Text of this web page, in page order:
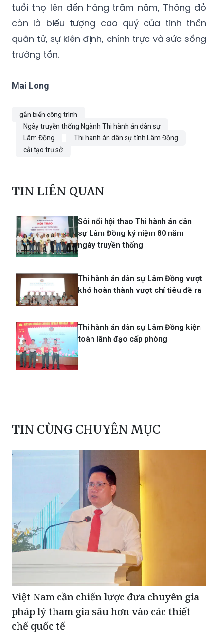
tuổi thọ lên đến hàng trăm năm, Thông đỏ
còn là biểu tượng cao quý của tinh thần
quân tử, sự kiên định, chính trực và sức sống
trường tồn.
Mai Long
gắn biển công trình
Ngày truyền thống Ngành Thi hành án dân sự
Lâm Đồng
Thi hành án dân sự tỉnh Lâm Đồng
cải tạo trụ sở
TIN LIÊN QUAN
Sôi nổi hội thao Thi hành án dân
sự Lâm Đồng kỷ niệm 80 năm
ngày truyền thống
Thi hành án dân sự Lâm Đồng vượt
khó hoàn thành vượt chỉ tiêu đề ra
Thi hành án dân sự Lâm Đồng kiện
toàn lãnh đạo cấp phòng
TIN CÙNG CHUYÊN MỤC
Việt Nam cần chiến lược đưa chuyên gia
pháp lý tham gia sâu hơn vào các thiết
chế quốc tế